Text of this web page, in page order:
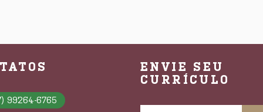
99264-6765
ENVIE SEU
CURRÍCULO